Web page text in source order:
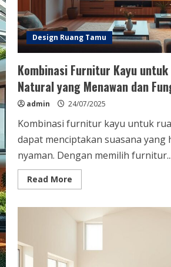
Design Ruang Tamu
Kombinasi Furnitur Kayu untuk
Natural yang Menawan dan
admin 24/07/2025
Kombinasi furnitur kayu untuk
dapat menciptakan suasana yang
nyaman. Dengan memilih furnitur...
Read More
more
Kayu
untuk
Natural
yang